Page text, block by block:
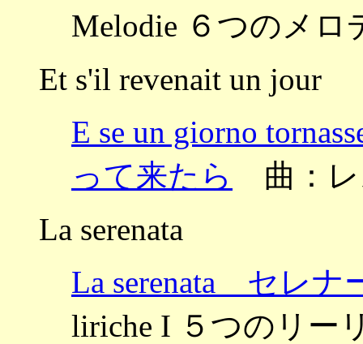
Melodie ６つのメロ
Et s'il revenait un jour
E se un giorno
って来たら
曲：レ
La serenata
La serenata セレナ
liriche I ５つのリ